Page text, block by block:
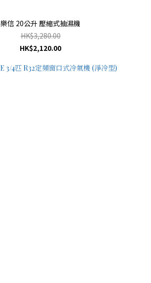
樂信 20公升 壓縮式抽濕機
HK$3,280.00
HK$2,120.00